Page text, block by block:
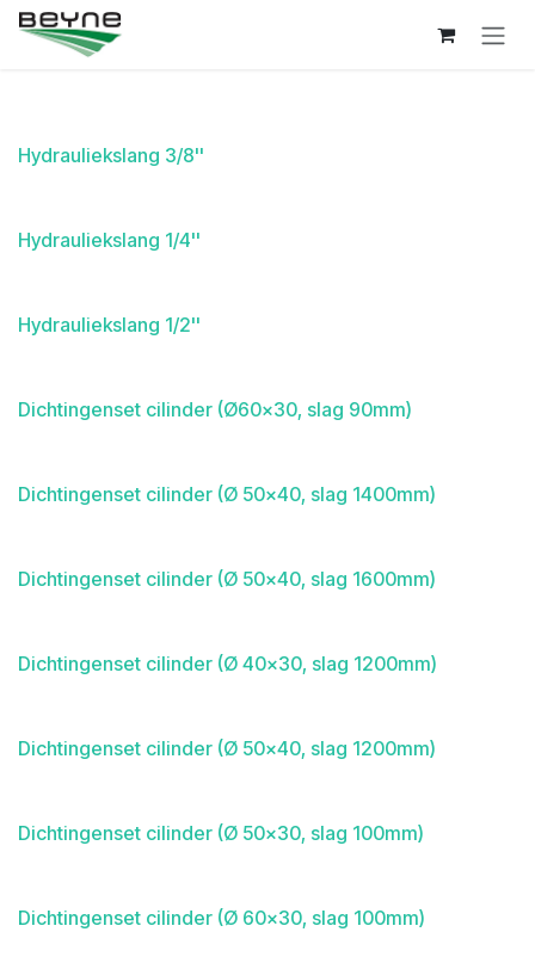
Overslaan naar inhoud
Hydrauliekslang 3/8''
Hydrauliekslang 1/4''
Hydrauliekslang 1/2''
Dichtingenset cilinder (Ø60x30, slag 90mm)
Dichtingenset cilinder (Ø 50x40, slag 1400mm)
Dichtingenset cilinder (Ø 50x40, slag 1600mm)
Dichtingenset cilinder (Ø 40x30, slag 1200mm)
Dichtingenset cilinder (Ø 50x40, slag 1200mm)
Dichtingenset cilinder (Ø 50x30, slag 100mm)
Dichtingenset cilinder (Ø 60x30, slag 100mm)